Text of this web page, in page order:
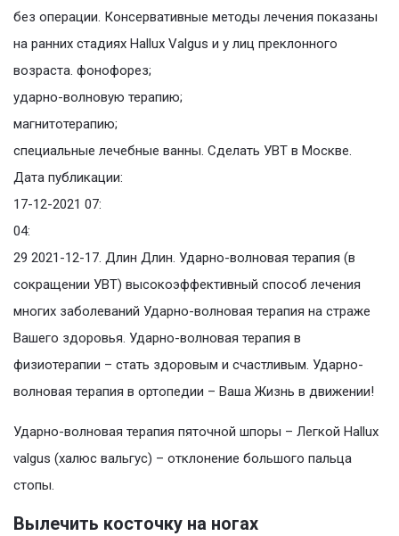
без операции. Консервативные методы лечения показаны
на ранних стадиях Hallux Valgus и у лиц преклонного
возраста. фонофорез;
ударно-волновую терапию;
магнитотерапию;
специальные лечебные ванны. Сделать УВТ в Москве.
Дата публикации:
17-12-2021 07:
04:
29 2021-12-17. Длин Длин. Ударно-волновая терапия (в
сокращении УВТ) высокоэффективный способ лечения
многих заболеваний Ударно-волновая терапия на страже
Вашего здоровья. Ударно-волновая терапия в
физиотерапии – стать здоровым и счастливым. Ударно-
волновая терапия в ортопедии – Ваша Жизнь в движении!
Ударно-волновая терапия пяточной шпоры – Легкой Hallux
valgus (халюс вальгус) – отклонение большого пальца
стопы.
Вылечить косточку на ногах